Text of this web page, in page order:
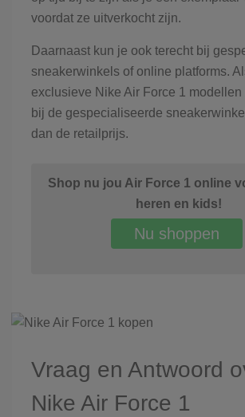
voordat ze uitverkocht zijn.
Daarnaast kun je ook terecht bij
sneakerwinkels of online platforms.
exclusieve Nike Air Force 1 modellen
bij de gespecialiseerde
dan de retailprijs.
Shop nu jou Air Force 1 online
heren en kids!
Nu shoppen
Vraag en Antwoord
Nike Air Force 1